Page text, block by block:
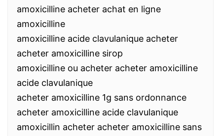
amoxicilline acheter achat en ligne
amoxicilline
amoxicilline acide clavulanique acheter
acheter amoxicilline sirop
amoxicilline ou acheter acheter amoxicilline
acide clavulanique
acheter amoxicilline 1g sans ordonnance
acheter amoxicilline acide clavulanique
amoxicillin acheter acheter amoxicilline sans